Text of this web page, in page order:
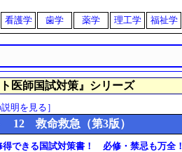
看護学 歯学 薬学 理工学 福祉学
ト医師国試対策』シリーズ
明を見る］
12 救命救急（第3版）
得できる国試対策書！ 必修・禁忌も万全！